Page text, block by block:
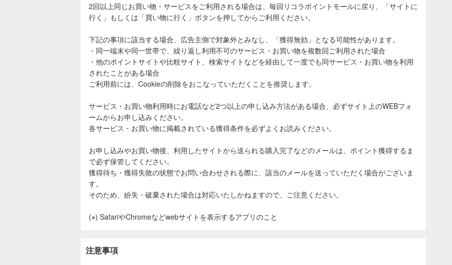
2回以上同じお買い物・サービスをご利用される場合は、毎回リコラポイントモールに戻り、「サイトに
行く」もしくは「買い物に行く」ボタンを押してからご利用ください。
下記の事項に該当する場合、広告主側で対象外とみなし、「獲得無効」となる可能性があります。
・同一端末や同一世帯で、繰り返し利用不可のサービス・お買い物を複数回ご利用された場合
・他のポイントサイトや比較サイト、検索サイトなどを経由して一度でも同サービス・お買い物を利用
されたことがある場合
ご利用前には、Cookieの削除をおこなっていただくことを推奨します。
サービス・お買い物利用時にお電話など2つ以上の申し込み方法がある場合、必ずサイト上のWEBフォ
ームからお申し込みください。
各サービス・お買い物に掲載されている獲得条件を必ずよくお読みください。
お申し込みやお買い物後、利用したサイトから送られる購入完了などのメールは、ポイント獲得するま
で必ず保管してください。
獲得待ち・獲得失敗の状態でお問い合わせされる際に、該当のメールを送っていただく場合がございま
す。
そのため、紛失・破棄された場合は対応いたしかねますので、ご注意ください。
(※) SafariやChromeなどwebサイトを表示するアプリのこと
注意事項